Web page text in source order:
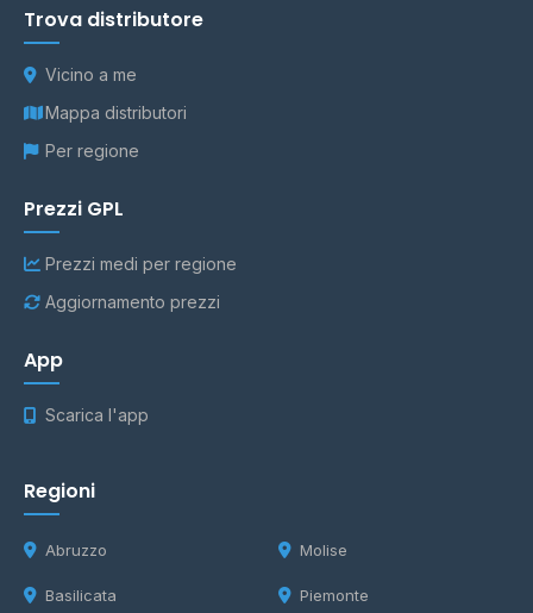
Trova distributore
Vicino a me
Mappa distributori
Per regione
Prezzi GPL
Prezzi medi per regione
Aggiornamento prezzi
App
Scarica l'app
Regioni
Abruzzo
Basilicata
Molise
Piemonte